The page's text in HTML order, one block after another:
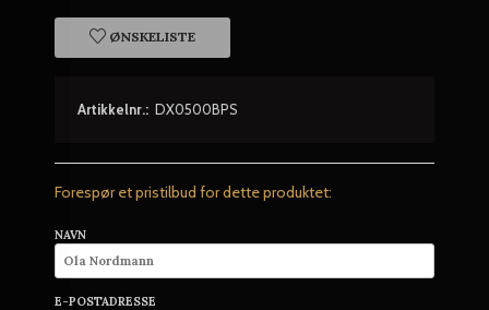
ØNSKELISTE
Artikkelnr.: DX0500BPS
Forespør et pristilbud for dette produktet:
NAVN
E-POSTADRESSE